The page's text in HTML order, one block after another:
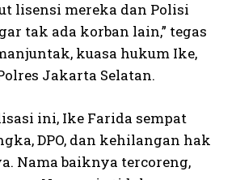
lisensi mereka dan Polisi
tak ada korban lain,” tegas
kuasa hukum Ike,
Jakarta Selatan.
ini, Ike Farida sempat
DPO, dan kehilangan hak
Nama baiknya tercoreng,